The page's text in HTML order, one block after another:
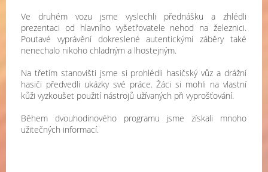
Ve druhém vozu
jsme vyslechli přednášku a zhlédli
prezentaci od hlavního vyšetřovatele nehod na železnici.
Poutavé vyprávění dokreslené autentickými záběry také
nenechalo nikoho chladným a lhostejným.
Na třetím stanovišti jsme si prohlédli hasičský vůz a drážní
hasiči předvedli ukázky své práce. Žáci si mohli na vlastní
kůži vyzkoušet použití nástrojů užívaných při vyprošťování.
Během dvouhodinového programu jsme získali mnoho
užitečných informací.